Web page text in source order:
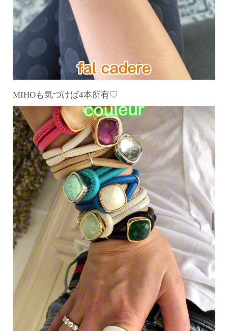
MIHOも気づけば4本所有♡